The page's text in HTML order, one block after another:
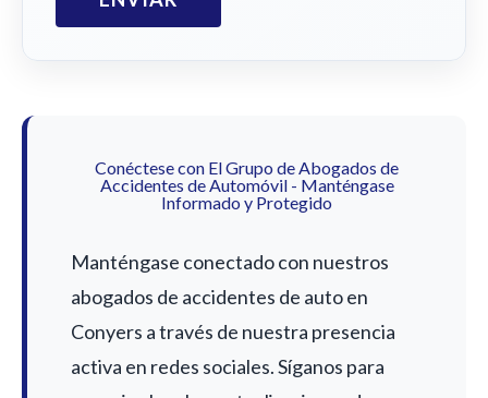
Conéctese con El Grupo de Abogados de
Accidentes de Automóvil - Manténgase
Informado y Protegido
Manténgase conectado con nuestros
abogados de accidentes de auto en
Conyers a través de nuestra presencia
activa en redes sociales. Síganos para